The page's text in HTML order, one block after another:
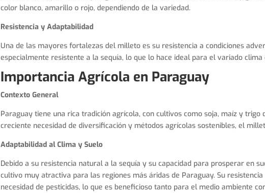
color blanco, amarillo o rojo, dependiendo de la variedad.
Resistencia y Adaptabilidad
Una de las mayores fortalezas del milleto es su resistencia a condiciones
especialmente resistente a la sequía, lo que lo hace ideal para el variado clima
Importancia Agrícola en Paraguay
Contexto General
Paraguay tiene una rica tradición agrícola, con cultivos como soja, maíz y trigo
creciente necesidad de diversificación y métodos agrícolas sostenibles, el
Adaptabilidad al Clima y Suelo
Debido a su resistencia natural a la sequía y su capacidad para prosperar en
cultivo muy atractiva para las regiones más áridas de Paraguay. Su
necesidad de pesticidas, lo que es beneficioso tanto para el medio ambiente